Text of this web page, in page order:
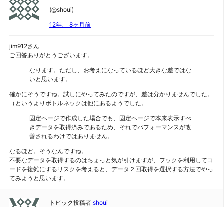
(@shoui)
12年、 8ヶ月前
jim912さん
ご回答ありがとうございます。
なります。ただし、お考えになっているほど大きな差ではな
いと思います。
確かにそうですね。試しにやってみたのですが、差は分かりませんでした。
（というよりボトルネックは他にあるようでした。
固定ページで作成した場合でも、固定ページで本来表示すべ
きデータを取得済みであるため、それでパフォーマンスが改
善されるわけではありません。
なるほど。そうなんですね。
不要なデータを取得するのはちょっと気が引けますが、フックを利用してコ
ードを複雑にするリスクを考えると、データ２回取得を選択する方法でやっ
てみようと思います。
トピック投稿者 shoui